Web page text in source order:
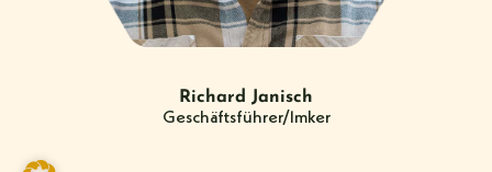
Richard Janisch
Geschäftsführer/Imker